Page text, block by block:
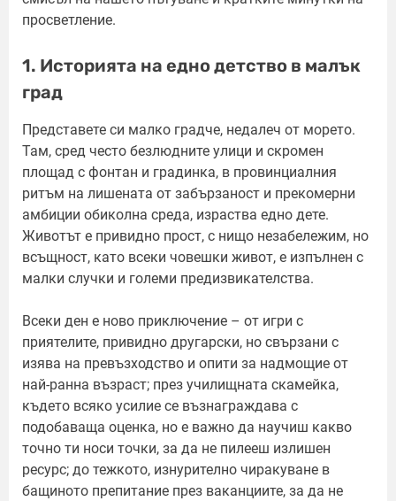
просветление.
1. Историята на едно детство в малък
град
Представете си малко градче, недалеч от морето.
Там, сред често безлюдните улици и скромен
площад с фонтан и градинка, в провинциалния
ритъм на лишената от забързаност и прекомерни
амбиции обиколна среда, израства едно дете.
Животът е привидно прост, с нищо незабележим, но
всъщност, като всеки човешки живот, е изпълнен с
малки случки и големи предизвикателства.
Всеки ден е ново приключение – от игри с
приятелите, привидно другарски, но свързани с
изява на превъзходство и опити за надмощие от
най-ранна възраст; през училищната скамейка,
където всяко усилие се възнаграждава с
подобаваща оценка, но е важно да научиш какво
точно ти носи точки, за да не пилееш излишен
ресурс; до тежкото, изнурително чиракуване в
бащиното препитание през ваканциите, за да не